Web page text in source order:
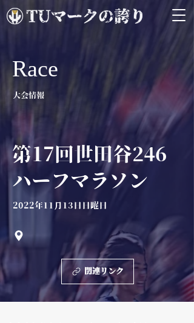
Race
大会情報
第17回世田谷246
ハーフマラソン
2022年11月13日日曜日
関連リンク